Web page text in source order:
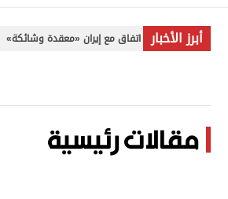
علوم الدار
الرياضة
أبرز الأخبار
بشأن اتفاق مع إيران «معقدة وشائكة»
مقالات رئيسية